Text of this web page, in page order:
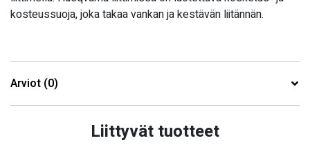
kosteussuoja, joka takaa vankan ja kestävän liitännän.
Arviot (0)
Liittyvät tuotteet